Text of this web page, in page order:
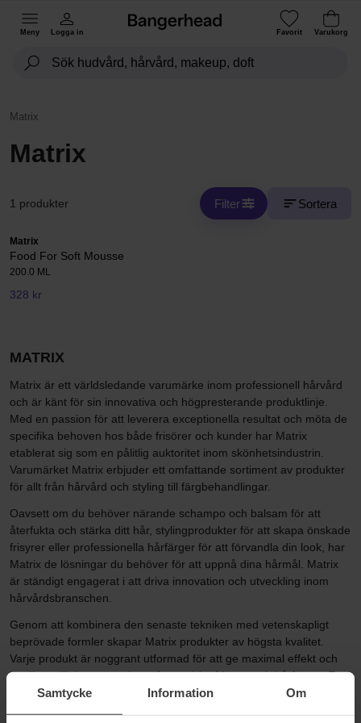
Samtycke Information Om
Meny Logga in Favorit Varukorg
Matrix
Matrix
1 produkter Filter Sortera
Matrix
Food For Soft Mousse
200.0 ML
328 kr
MATRIX
Matrix är ett världsledande varumärke inom professionell hårvård
och är känt för sin innovativa och högpresterande produktlinje.
Med en passion för att leverera exceptionella resultat och möta de
specifika behoven hos både frisörer och kunder har Matrix
etablerat sig som en pålitlig auktoritet inom skönhetsindustrin.
Varumärket Matrix erbjuder ett omfattande sortiment av produkter
för allt från hårvård och styling till färgbehandlingar.
Oavsett om du behöver närande schampo och balsam för att
återfukta och stärka ditt hår, stylingprodukter för att skapa önskade
frisyrer eller professionella hårfärger för att förvandla din look, har
Matrix de lösningar du behöver för att uppnå dina hårmål. Matrix
är ständigt engagerat i att driva innovation och utveckling inom
hårvårdsbranschen.
Genom att kombinera den senaste tekniken med vetenskapligt
beprövade formler skapar Matrix produkter av högsta kvalitet.
Varje produkt är noggrant utformad för att ge maximal effekt och
ge dig möjligheten att skapa fantastiska frisyrer och hårfärger. Ett
av de framstående varumärkena inom Matrix är Biolage . Biolage